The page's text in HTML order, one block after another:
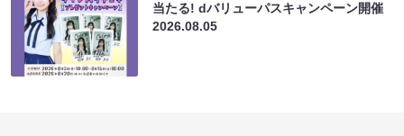
当たる! dバリューパスキャンペーン開催
2026.08.05